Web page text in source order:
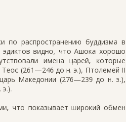
по распространению буддизма в
видно, что Ашока хорошо
имена царей, которые
(261—246 до н. э.), Птолемей II
Македонии (276—239 до н. э.),
что показывает широкий обмен